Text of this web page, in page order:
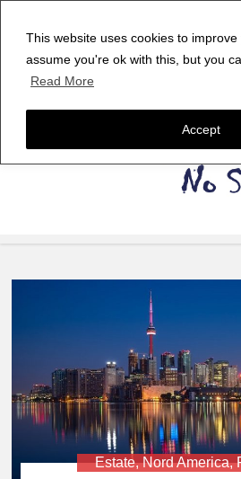
This website uses cookies to
assume you're ok with this, but you
Read More
Accept
Estate,Nord America,